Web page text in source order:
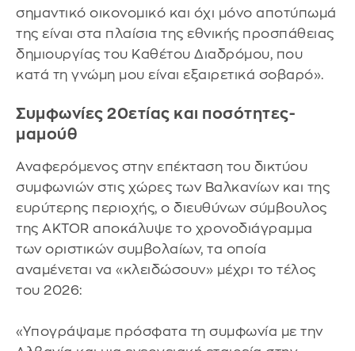
σημαντικό οικονομικό και όχι μόνο αποτύπωμά
της είναι στα πλαίσια της εθνικής προσπάθειας
δημιουργίας του Καθέτου Διαδρόμου, που
κατά τη γνώμη μου είναι εξαιρετικά σοβαρό».
Συμφωνίες 20ετίας και ποσότητες-
μαμούθ
Αναφερόμενος στην επέκταση του δικτύου
συμφωνιών στις χώρες των Βαλκανίων και της
ευρύτερης περιοχής, ο διευθύνων σύμβουλος
της AKTOR αποκάλυψε το χρονοδιάγραμμα
των οριστικών συμβολαίων, τα οποία
αναμένεται να «κλειδώσουν» μέχρι το τέλος
του 2026:
«Υπογράψαμε πρόσφατα τη συμφωνία με την